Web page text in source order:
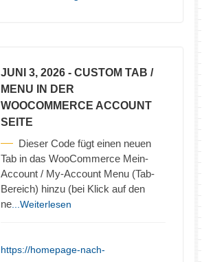
JUNI 3, 2026 - CUSTOM TAB /
MENU IN DER
WOOCOMMERCE ACCOUNT
SEITE
Dieser Code fügt einen neuen
Tab in das WooCommerce Mein-
Account / My-Account Menu (Tab-
Bereich) hinzu (bei Klick auf den
ne ...Weiterlesen
https://homepage-nach-